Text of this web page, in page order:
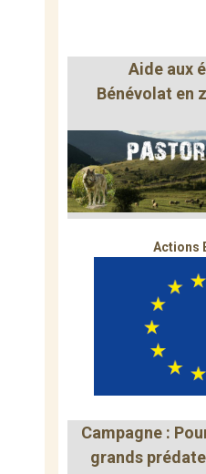
Aide aux
Bénévolat en
Actions
Campagne :
grands